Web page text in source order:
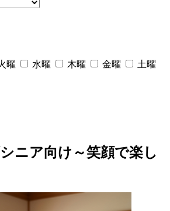
曜 水曜 木曜 金曜 土曜
ニア向け～笑顔で楽し